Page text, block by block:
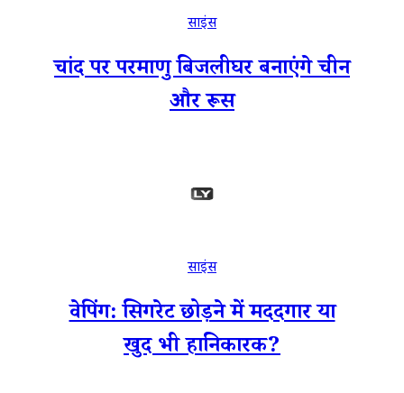
साइंस
चांद पर परमाणु बिजलीघर बनाएंगे चीन
और रूस
साइंस
वेपिंग: सिगरेट छोड़ने में मददगार या
खुद भी हानिकारक?